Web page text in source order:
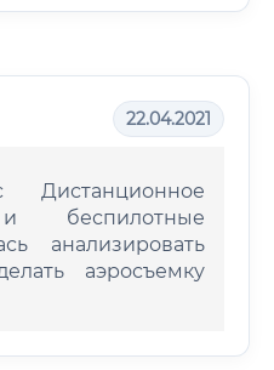
22.04.2021
Дистанционное
беспилотные
анализировать
аэросъемку